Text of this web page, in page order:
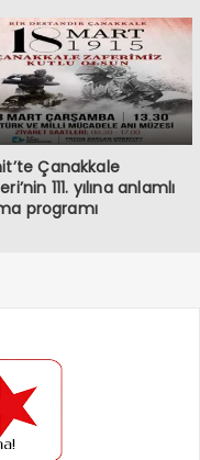
Çanakkale
111. yılına anlamlı
programı